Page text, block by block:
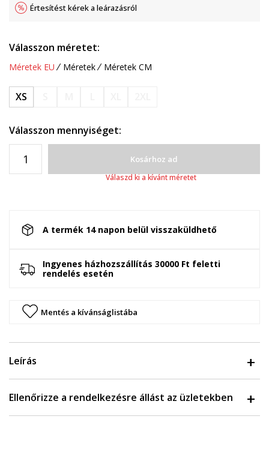
Értesítést kérek a leárazásról
Válasszon méretet:
Méretek EU Méretek Méretek CM
XS
Válasszon mennyiséget:
Kosárhoz ad
Válaszd ki a kívánt méretet
A termék 14 napon belül visszaküldhető
Ingyenes házhozszállítás 30000 Ft feletti
rendelés esetén
Mentés a kívánságlistába
Leírás
Ellenőrizze a rendelkezésre állást az üzletekben